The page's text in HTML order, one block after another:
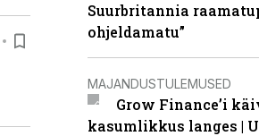
Suurbritannia
ohjeldamatu”
MAJANDUSTULEMUSED
Grow Finance’i
kasumlikkus langes |